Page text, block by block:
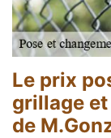
Le prix
grillage
de